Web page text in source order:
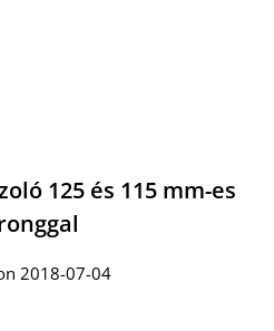
125 és 115 mm-es
2018-07-04